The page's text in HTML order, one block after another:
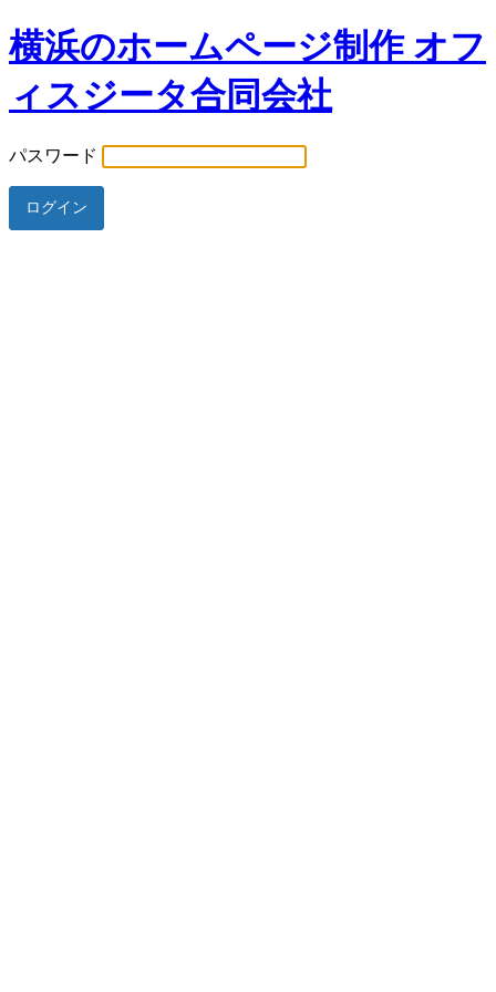
横浜のホームページ制作 オフ
ィスジータ合同会社
パスワード